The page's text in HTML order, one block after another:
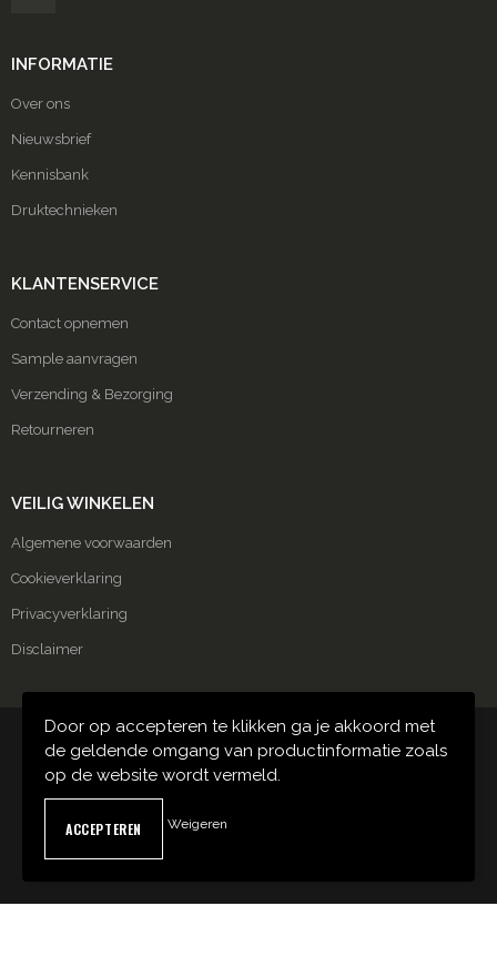
INFORMATIE
Over ons
Nieuwsbrief
Kennisbank
Druktechnieken
KLANTENSERVICE
Contact opnemen
Sample aanvragen
Verzending & Bezorging
Retourneren
VEILIG WINKELEN
Algemene voorwaarden
Cookieverklaring
Privacyverklaring
Disclaimer
© Copyright Carmako 2024
Door op accepteren te klikken ga je akkoord met
de geldende omgang van productinformatie zoals
op de website wordt vermeld.
Weigeren